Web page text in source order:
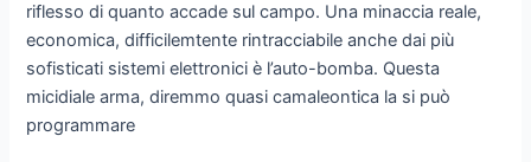
riflesso di quanto accade sul campo. Una minaccia reale,
economica, difficilemtente rintracciabile anche dai più
sofisticati sistemi elettronici è l’auto-bomba. Questa
micidiale arma, diremmo quasi camaleontica la si può
programmare